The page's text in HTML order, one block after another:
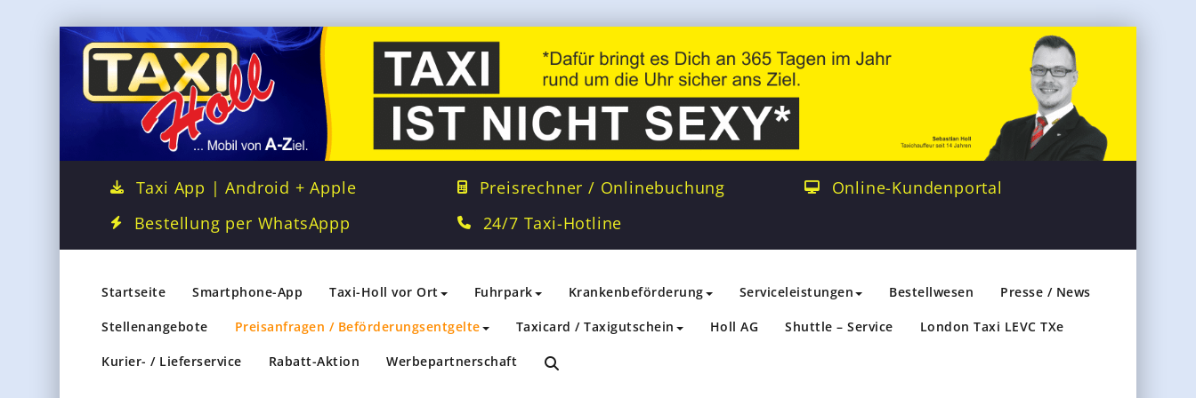
Taxi App | Android + Apple
Bestellung per WhatsAppp
Preisrechner / Onlinebuchung
24/7 Taxi-Hotline
Online-Kundenportal
Startseite Smartphone-App Taxi-Holl vor Ort Fuhrpark Krankenbeförderung Serviceleistungen Bestellwesen Presse / News
Stellenangebote Preisanfragen / Beförderungsentgelte Taxicard / Taxigutschein Holl AG Shuttle – Service London Taxi LEVC TXe
Kurier- / Lieferservice Rabatt-Aktion Werbepartnerschaft